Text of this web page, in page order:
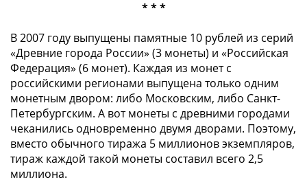
* * *
В 2007 году выпущены памятные 10 рублей из серий
«Древние города России» (3 монеты) и «Российская
Федерация» (6 монет). Каждая из монет с
российскими регионами выпущена только одним
монетным двором: либо Московским, либо Санкт-
Петербургским. А вот монеты с древними городами
чеканились одновременно двумя дворами. Поэтому,
вместо обычного тиража 5 миллионов экземпляров,
тираж каждой такой монеты составил всего 2,5
миллиона.